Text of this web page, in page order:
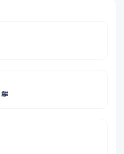
Sa famille et ses épouses ﷺ